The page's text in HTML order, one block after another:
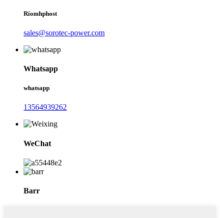
Ríomhphost
sales@sorotec-power.com
Whatsapp
whatsapp
13564939262
WeChat
Barr